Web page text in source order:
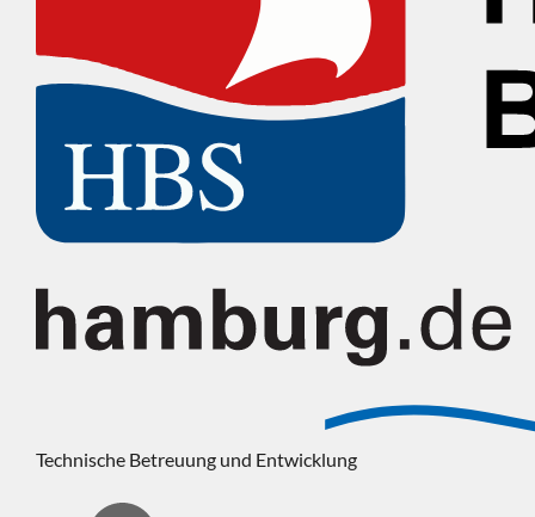
Technische Betreuung und Entwicklung